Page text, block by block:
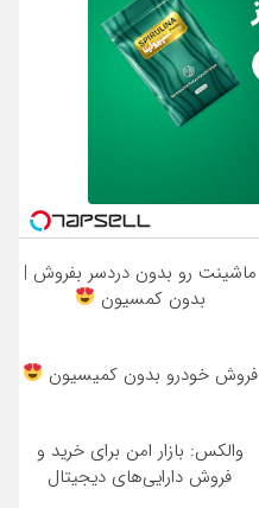
ماشینت رو بدون دردسر بفروش |
بدون کمسیون
فروش خودرو بدون کمیسیون
والکس: بازار امن برای خرید و
فروش دارایی‌های دیجیتال